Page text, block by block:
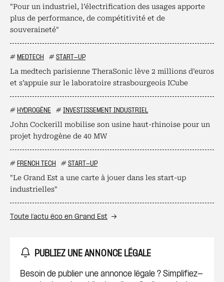
"Pour un industriel, l’électrification des usages apporte
plus de performance, de compétitivité et de
souveraineté"
# MEDTECH # START-UP
La medtech parisienne TheraSonic lève 2 millions d’euros
et s’appuie sur le laboratoire strasbourgeois ICube
# HYDROGÈNE # INVESTISSEMENT INDUSTRIEL
John Cockerill mobilise son usine haut-rhinoise pour un
projet hydrogène de 40 MW
# FRENCH TECH # START-UP
"Le Grand Est a une carte à jouer dans les start-up
industrielles"
Toute l’actu éco en Grand Est
PUBLIEZ UNE ANNONCE LÉGALE
Besoin de publier une annonce légale ? Simplifiez-